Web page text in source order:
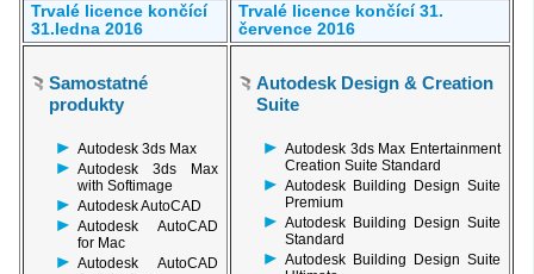
Trvalé licence končící
31.ledna 2016
Trvalé licence končící 31.
července 2016
Samostatné
produkty
Autodesk 3ds Max
Autodesk 3ds Max
with Softimage
Autodesk AutoCAD
Autodesk AutoCAD
for Mac
Autodesk AutoCAD
Autodesk Design & Creation
Suite
Autodesk 3ds Max Entertainment
Creation Suite Standard
Autodesk Building Design Suite
Premium
Autodesk Building Design Suite
Standard
Autodesk Building Design Suite